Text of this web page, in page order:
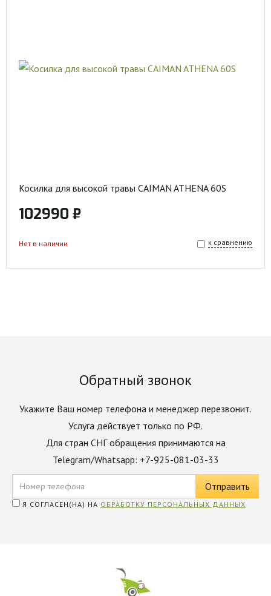
Косилка для высокой травы CAIMAN ATHENA 60S
102990 ₽
к сравнению
Нет в наличии
Обратный звонок
Укажите Ваш номер телефона и менеджер перезвонит.
Услуга действует только по РФ.
Для стран СНГ обращения принимаются на
Telegram/Whatsapp: +7-925-081-03-33
Я СОГЛАСЕН(НА) НА ОБРАБОТКУ ПЕРСОНАЛЬНЫХ ДАННЫХ